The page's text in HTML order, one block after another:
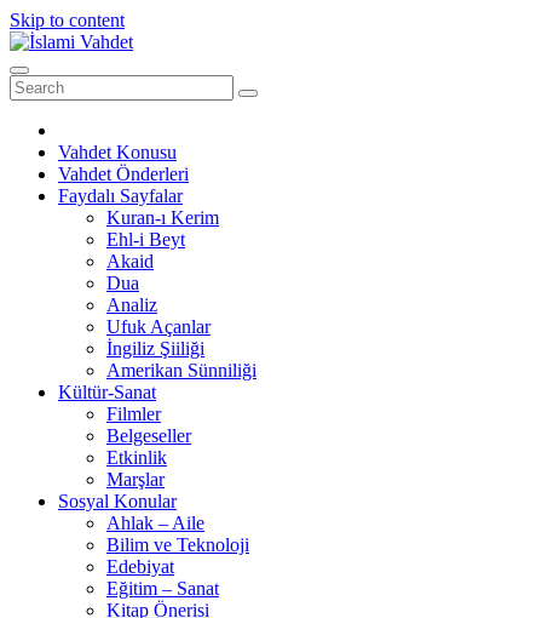
Skip to content
Vahdet Konusu
Vahdet Önderleri
Faydalı Sayfalar
Kuran-ı Kerim
Ehl-i Beyt
Akaid
Dua
Analiz
Ufuk Açanlar
İngiliz Şiiliği
Amerikan Sünniliği
Kültür-Sanat
Filmler
Belgeseller
Etkinlik
Marşlar
Sosyal Konular
Ahlak – Aile
Bilim ve Teknoloji
Edebiyat
Eğitim – Sanat
Kitap Önerisi